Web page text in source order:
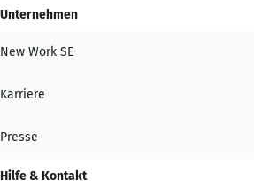
Unternehmen
New Work SE
Karriere
Presse
Hilfe & Kontakt